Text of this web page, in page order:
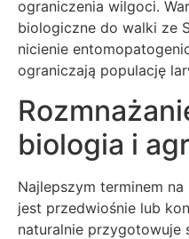
ograniczenia wilgoci.
biologiczne do walki ze
nicienie
ograniczają populację
biologia i
Najlepszym terminem
jest przedwiośnie lub
naturalnie przygotowuje